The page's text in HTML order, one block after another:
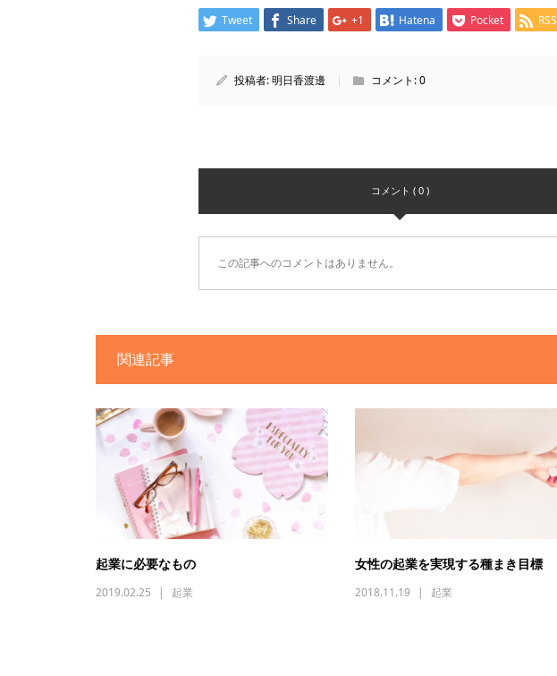
Tweet Share +1 Hatena Pocket RSS
投稿者:明日香渡邊 コメント:0
コメント ( 0 )
この記事へのコメントはありません。
関連記事
起業に必要なもの
2019.02.25 起業
女性の起業を実現する種まき目標
2018.11.19 起業